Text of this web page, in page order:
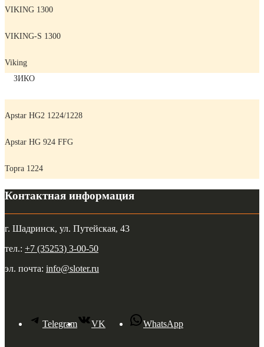
VIKING 1300
VIKING-S 1300
Viking
ЗИКО
Apstar HG2 1224/1228
Apstar HG 924 FFG
Topra 1224
Контактная информация
г. Шадринск, ул. Путейская, 43
тел.: +7 (35253) 3-00-50
эл. почта: info@sloter.ru
Telegram VK WhatsApp